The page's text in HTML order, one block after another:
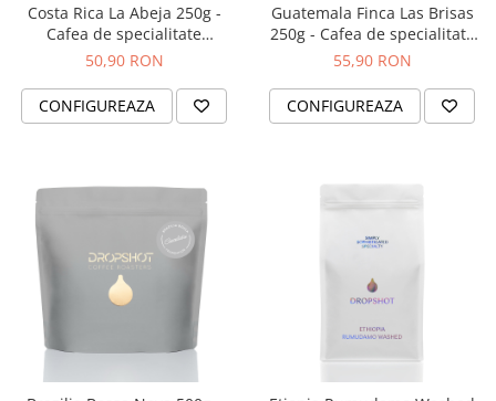
Costa Rica La Abeja 250g -
Cafea de specialitate
DROPSHOT
50,90 RON
CONFIGUREAZA
Guatemala Finca Las Brisas
250g - Cafea de specialitate
DROPSHOT
55,90 RON
CONFIGUREAZA